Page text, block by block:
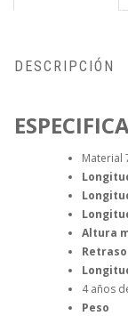
CANTIDAD
DESCRIPCIÓN
Material
Altura
4 años
Peso